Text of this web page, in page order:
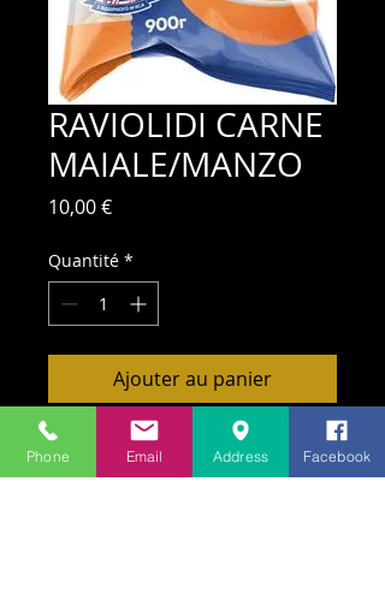
RAVIOLIDI CARNE
MAIALE/MANZO
10,00 €Prix
Quantité *
Ajouter au panier
Phone Email Address Facebook